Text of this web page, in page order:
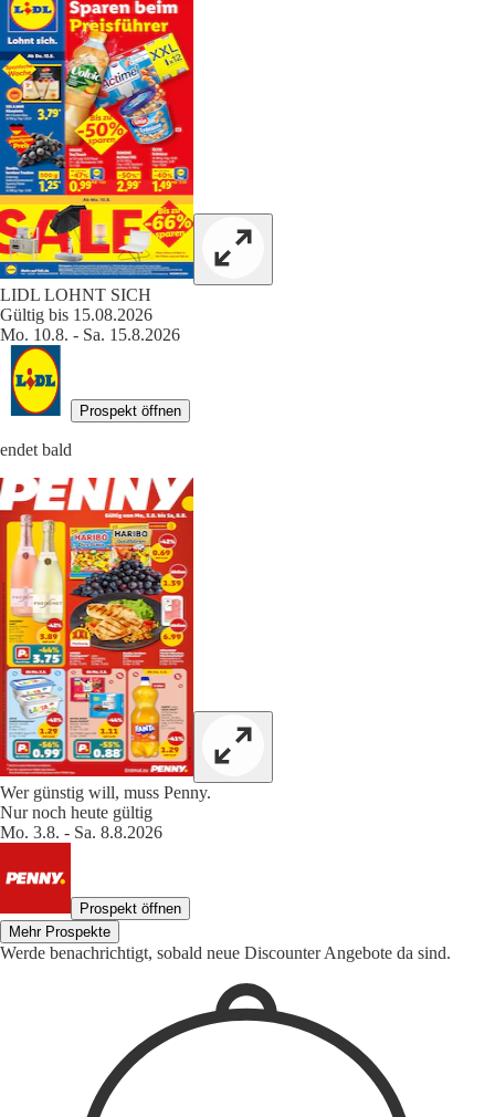
LIDL LOHNT SICH
Gültig bis 15.08.2026
Mo. 10.8. - Sa. 15.8.2026
Prospekt öffnen
endet bald
Wer günstig will, muss Penny.
Nur noch heute gültig
Mo. 3.8. - Sa. 8.8.2026
Prospekt öffnen
Mehr Prospekte
Werde benachrichtigt, sobald neue Discounter Angebote da sind.